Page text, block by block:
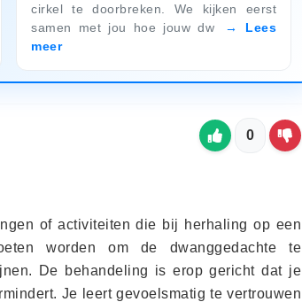
cirkel te doorbreken. We kijken eerst
samen met jou hoe jouw dw
Lees
meer
0
of activiteiten die bij herhaling op een
worden om de dwanggedachte te
De behandeling is erop gericht dat je
Je leert gevoelsmatig te vertrouwen